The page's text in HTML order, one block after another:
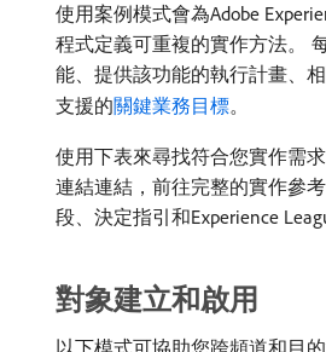
使用案例模式會為Adobe
程式定義可重複的實作方法。
能、提供該功能的執行計畫、
支援的關鍵業務目標。
使用下表來尋找符合您實作需
連結連結，前往完整的實作參
段、決定指引和Experience
對象建立和啟用
以下模式可協助您跨頻道和目